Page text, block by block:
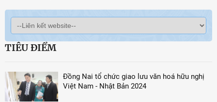
TIÊU ĐIỂM
Đồng Nai tổ chức giao lưu văn hoá hữu nghị
Việt Nam - Nhật Bản 2024